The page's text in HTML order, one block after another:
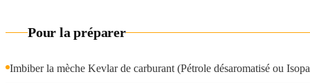
Pour la préparer
Imbiber la mèche Kevlar de carburant (Pétrole désaromatisé ou